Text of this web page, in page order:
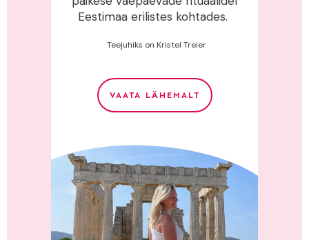
Eestimaa erilistes kohtades.
Teejuhiks on Kristel Treier
VAATA LÄHEMALT